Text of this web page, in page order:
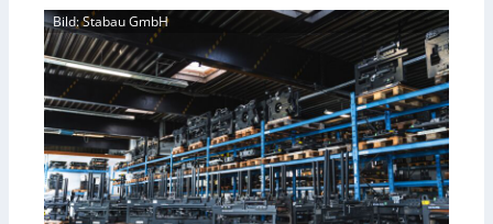
n
i
s
i
e
r
t
a
z
i
t
ä
t
e
n
r
I
n
r
a
l
o
g
i
Bild: Stabau GmbH